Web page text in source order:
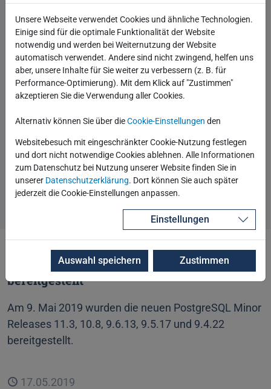
nun eine öffentlich buchbare Klassenraumschulung.
Veröffentlicht
27.05.2019
Autor
Robotron Technology Channel
Kategorien
Datenbank allgemein
Engineered Systems
Database Appliance
Hochverfügbarkeit/Ausfallsicherheit
Oracle
Beitrag lesen
Aktuelle PostgreSQL Minor Releases
bereitgestellt
Am 9. Mai 2019 wurden die neuen PostgreSQL Minor
Releases 11.3, 10.8, 9.6.13, 9.5.17 und 9.4.22
bereitgestellt.
Veröffentlicht
17.05.2019
Unsere Webseite verwendet Cookies und ähnliche Technologien.
Einige sind für die optimale Funktionalität der Website
notwendig und werden bei Weiternutzung der Website
automatisch verwendet. Andere sind nicht zwingend, helfen uns
aber, unsere Inhalte für Sie weiter zu verbessern (z. B. für
Performance-Optimierung). Mit dem Klick auf "Zustimmen"
akzeptieren Sie die Verwendung aller Cookies.
Alternativ können Sie über dieCookie-Einstellungen den
Websitebesuch mit eingeschränkter Cookie-Nutzung festlegen
und dort nicht notwendige Cookies ablehnen. Alle Informationen
zum Datenschutz bei Nutzung unserer Website finden Sie in
unserer Datenschutzerklärung. Dort können Sie auch später
jederzeit die Cookie-Einstellungen anpassen.
Einstellungen
Auswahl speichern Zustimmen